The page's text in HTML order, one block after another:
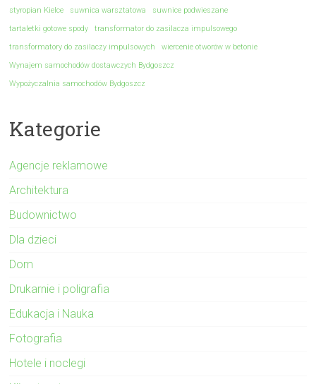
styropian Kielce suwnica warsztatowa
suwnice podwieszane
tartaletki gotowe spody
transformator do zasilacza impulsowego
transformatory do zasilaczy impulsowych
wiercenie otworów w betonie
Wynajem samochodów dostawczych Bydgoszcz
Wypożyczalnia samochodów Bydgoszcz
Kategorie
Agencje reklamowe
Architektura
Budownictwo
Dla dzieci
Dom
Drukarnie i poligrafia
Edukacja i Nauka
Fotografia
Hotele i noclegi